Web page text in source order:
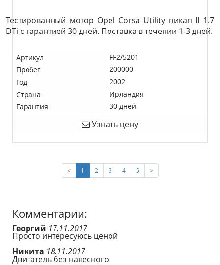
Тестированный мотор Opel Corsa Utility пикап II 1.7
DTi c гарантией 30 дней. Поставка в течении 1-3 дней.
Артикул
FF2/5201
Пробег
200000
Год
2002
Страна
Ирландия
Гарантия
30 дней
Узнать цену
< 1 (current)
2 3 4 5 >
Комментарии:
Георгий 17.11.2017
Просто интересуюсь ценой
Никита 18.11.2017
Двигатель без навесного